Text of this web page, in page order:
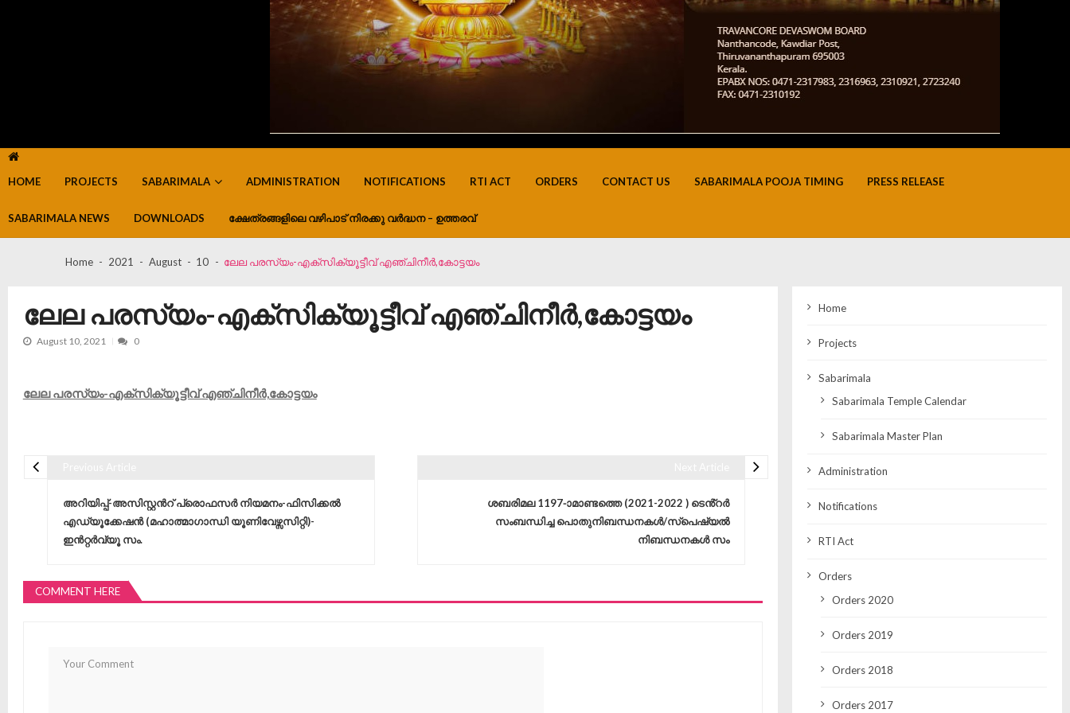
HOME PROJECTS SABARIMALA ADMINISTRATION NOTIFICATIONS RTI ACT ORDERS CONTACT US SABARIMALA POOJA TIMING PRESS RELEASE
SABARIMALA NEWS DOWNLOADS ക്ഷേത്രങ്ങളിലെ വഴിപാട് നിരക്കു വർദ്ധന – ഉത്തരവ്
Home 2021 August 10 ലേല പരസ്യം-എക്‌സിക്യൂട്ടീവ് എഞ്ചിനീർ,കോട്ടയം
ലേല പരസ്യം-എക്‌സിക്യൂട്ടീവ് എഞ്ചിനീർ,കോട്ടയം
August 10, 2021 0
ലേല പരസ്യം-എക്‌സിക്യൂട്ടീവ് എഞ്ചിനീർ,കോട്ടയം
അറിയിപ്പ്-അസിസ്റ്റൻറ് പ്രൊഫസർ നിയമനം-ഫിസിക്കൽ
എഡ്യൂക്കേഷൻ (മഹാത്മാഗാന്ധി യൂണിവേഴ്സസിറ്റി)-
ഇൻറ്റർവ്യൂ സം.
ശബരിമല 1197-ാമാണ്ടത്തെ (2021-2022 ) ടെൻ്റർ
സംബന്ധിച്ച പൊതുനിബന്ധനകൾ/സ്പെഷ്യൽ
നിബന്ധനകൾ സം
COMMENT HERE
Home
Projects
Sabarimala
Sabarimala Temple Calendar
Sabarimala Master Plan
Administration
Notifications
RTI Act
Orders
Orders 2020
Orders 2019
Orders 2018
Orders 2017